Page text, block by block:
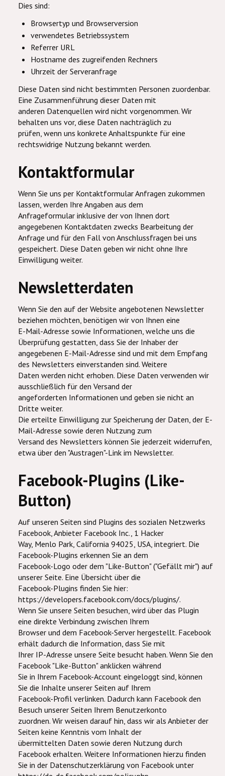
Dies sind:
Browsertyp und Browserversion
verwendetes Betriebssystem
Referrer URL
Hostname des zugreifenden Rechners
Uhrzeit der Serveranfrage
Diese Daten sind nicht bestimmten Personen zuordenbar.
Eine Zusammenführung dieser Daten mit
anderen Datenquellen wird nicht vorgenommen. Wir
behalten uns vor, diese Daten nachträglich zu
prüfen, wenn uns konkrete Anhaltspunkte für eine
rechtswidrige Nutzung bekannt werden.
Kontaktformular
Wenn Sie uns per Kontaktformular Anfragen zukommen
lassen, werden Ihre Angaben aus dem
Anfrageformular inklusive der von Ihnen dort
angegebenen Kontaktdaten zwecks Bearbeitung der
Anfrage und für den Fall von Anschlussfragen bei uns
gespeichert. Diese Daten geben wir nicht ohne Ihre
Einwilligung weiter.
Newsletterdaten
Wenn Sie den auf der Website angebotenen Newsletter
beziehen möchten, benötigen wir von Ihnen eine
E-Mail-Adresse sowie Informationen, welche uns die
Überprüfung gestatten, dass Sie der Inhaber der
angegebenen E-Mail-Adresse sind und mit dem Empfang
des Newsletters einverstanden sind. Weitere
Daten werden nicht erhoben. Diese Daten verwenden wir
ausschließlich für den Versand der
angeforderten Informationen und geben sie nicht an
Dritte weiter.
Die erteilte Einwilligung zur Speicherung der Daten, der E-
Mail-Adresse sowie deren Nutzung zum
Versand des Newsletters können Sie jederzeit widerrufen,
etwa über den "Austragen"-Link im Newsletter.
Facebook-Plugins (Like-
Button)
Auf unseren Seiten sind Plugins des sozialen Netzwerks
Facebook, Anbieter Facebook Inc., 1 Hacker
Way, Menlo Park, California 94025, USA, integriert. Die
Facebook-Plugins erkennen Sie an dem
Facebook-Logo oder dem "Like-Button" ("Gefällt mir") auf
unserer Seite. Eine Übersicht über die
Facebook-Plugins finden Sie hier:
https://developers.facebook.com/docs/plugins/.
Wenn Sie unsere Seiten besuchen, wird über das Plugin
eine direkte Verbindung zwischen Ihrem
Browser und dem Facebook-Server hergestellt. Facebook
erhält dadurch die Information, dass Sie mit
Ihrer IP-Adresse unsere Seite besucht haben. Wenn Sie den
Facebook "Like-Button" anklicken während
Sie in Ihrem Facebook-Account eingeloggt sind, können
Sie die Inhalte unserer Seiten auf Ihrem
Facebook-Profil verlinken. Dadurch kann Facebook den
Besuch unserer Seiten Ihrem Benutzerkonto
zuordnen. Wir weisen darauf hin, dass wir als Anbieter der
Seiten keine Kenntnis vom Inhalt der
übermittelten Daten sowie deren Nutzung durch
Facebook erhalten. Weitere Informationen hierzu finden
Sie in der Datenschutzerklärung von Facebook unter